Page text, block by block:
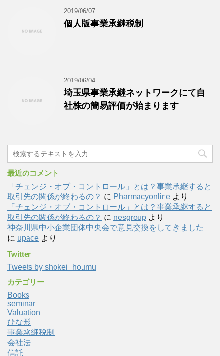
2019/06/07
個人版事業承継税制
2019/06/04
埼玉県事業承継ネットワークにて自
社株の簡易評価が始まります
最近のコメント
「チェンジ・オブ・コントロール」とは？事業承継すると
取引先の関係が終わるの？ に Pharmacyonline より
「チェンジ・オブ・コントロール」とは？事業承継すると
取引先の関係が終わるの？ に nesgroup より
神奈川県中小企業団体中央会で意見交換をしてきました
に upace より
Twitter
Tweets by shokei_houmu
カテゴリー
Books
seminar
Valuation
ひな形
事業承継税制
会社法
信託